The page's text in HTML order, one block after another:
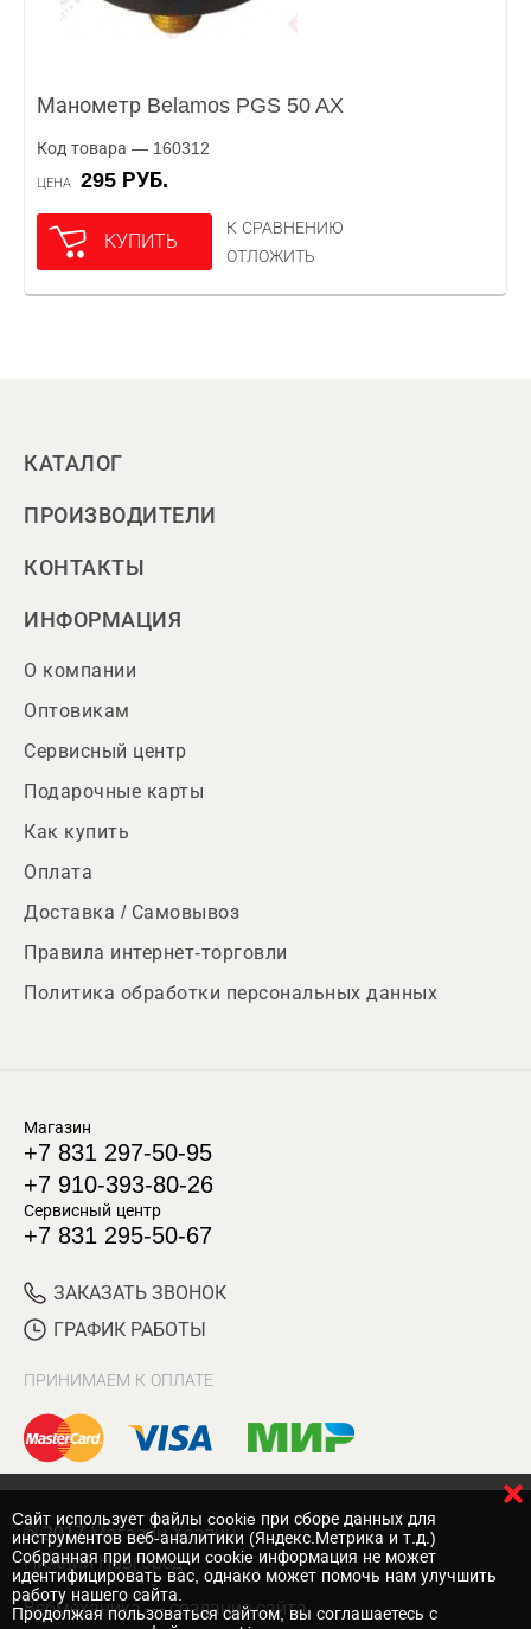
Манометр Belamos PGS 50 AX
Код товара — 160312
ЦЕНА 295 РУБ.
КУПИТЬ
К СРАВНЕНИЮ
ОТЛОЖИТЬ
КАТАЛОГ
ПРОИЗВОДИТЕЛИ
КОНТАКТЫ
ИНФОРМАЦИЯ
О компании
Оптовикам
Сервисный центр
Подарочные карты
Как купить
Оплата
Доставка / Самовывоз
Правила интернет-торговли
Политика обработки персональных данных
Магазин
+7 831 297-50-95
+7 910-393-80-26
Сервисный центр
+7 831 295-50-67
ЗАКАЗАТЬ ЗВОНОК
ГРАФИК РАБОТЫ
ПРИНИМАЕМ К ОПЛАТЕ
© 2017 Магазин Хозяин
Нижний Новгород
Вебмеханика — создание сайта
Cайт использует файлы cookie при сборе данных для
инструментов веб-аналитики (Яндекс.Метрика и т.д.)
Собранная при помощи cookie информация не может
идентифицировать вас, однако может помочь нам улучшить
работу нашего сайта.
Продолжая пользоваться сайтом, вы соглашаетесь с